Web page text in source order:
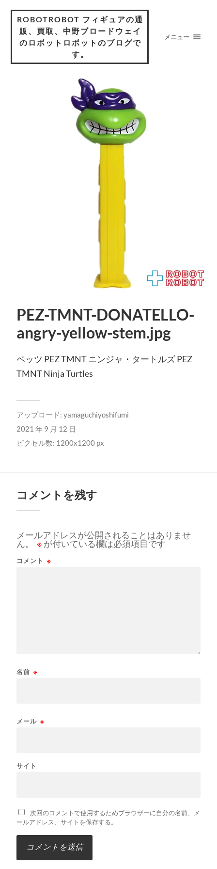
ROBOTROBOT フィギュアの通
販、買取、中野ブロードウェイ
のロボットロボットのブログで
す。
メニュー
PEZ-TMNT-DONATELLO-
angry-yellow-stem.jpg
ペッツ PEZ TMNT ニンジャ・タートルズ PEZ
TMNT Ninja Turtles
アップロード: yamaguchiyoshifumi
2021 年 9 月 12 日
ピクセル数: 1200x1200 px
コメントを残す
メールアドレスが公開されることはありませ
ん。
※ が付いている欄は必須項目です
コメント ※
名前 ※
メール ※
サイト
次回のコメントで使用するためブラウザーに自分の名前、メ
ールアドレス、サイトを保存する。